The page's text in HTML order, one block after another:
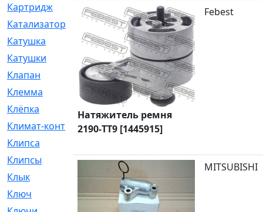
Картридж
Катализатор
[1]
Катушка
[2]
Катушки
[291]
Клапан
[375]
Клемма
[5]
Клёпка
[2]
Климат-контроль
[3]
Клипса
Клипсы
[321]
Клык
[4]
Ключ
[2]
Натяжитель ремня
2190-TT9 [1445915]
Febest
MITSUBISHI